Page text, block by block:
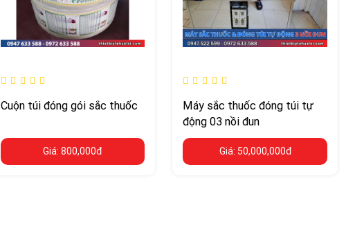
Cuộn túi đóng gói sắc thuốc
Giá: 800,000đ
Máy sắc thuốc đóng túi tự
động 03 nồi đun
Giá: 50,000,000đ